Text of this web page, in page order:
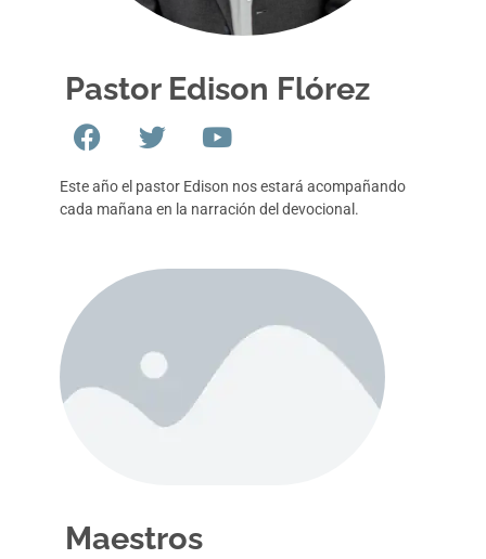
Pastor Edison Flórez
Este año el pastor Edison nos estará acompañando
cada mañana en la narración del devocional.
Maestros